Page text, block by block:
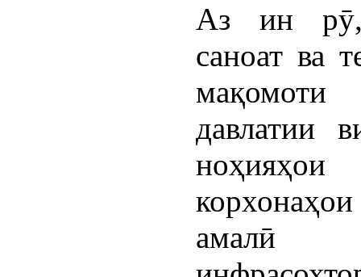
Аз ин рӯ,
саноат ва
давлатии
амалӣ